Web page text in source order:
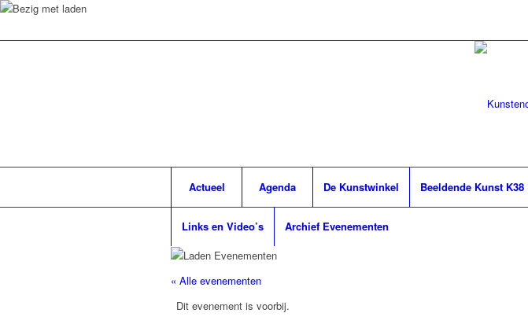
Actueel Agenda De Kunstwinkel Beeldende Kunst K38
Links en Video’s Archief Evenementen
« Alle evenementen
Dit evenement is voorbij.